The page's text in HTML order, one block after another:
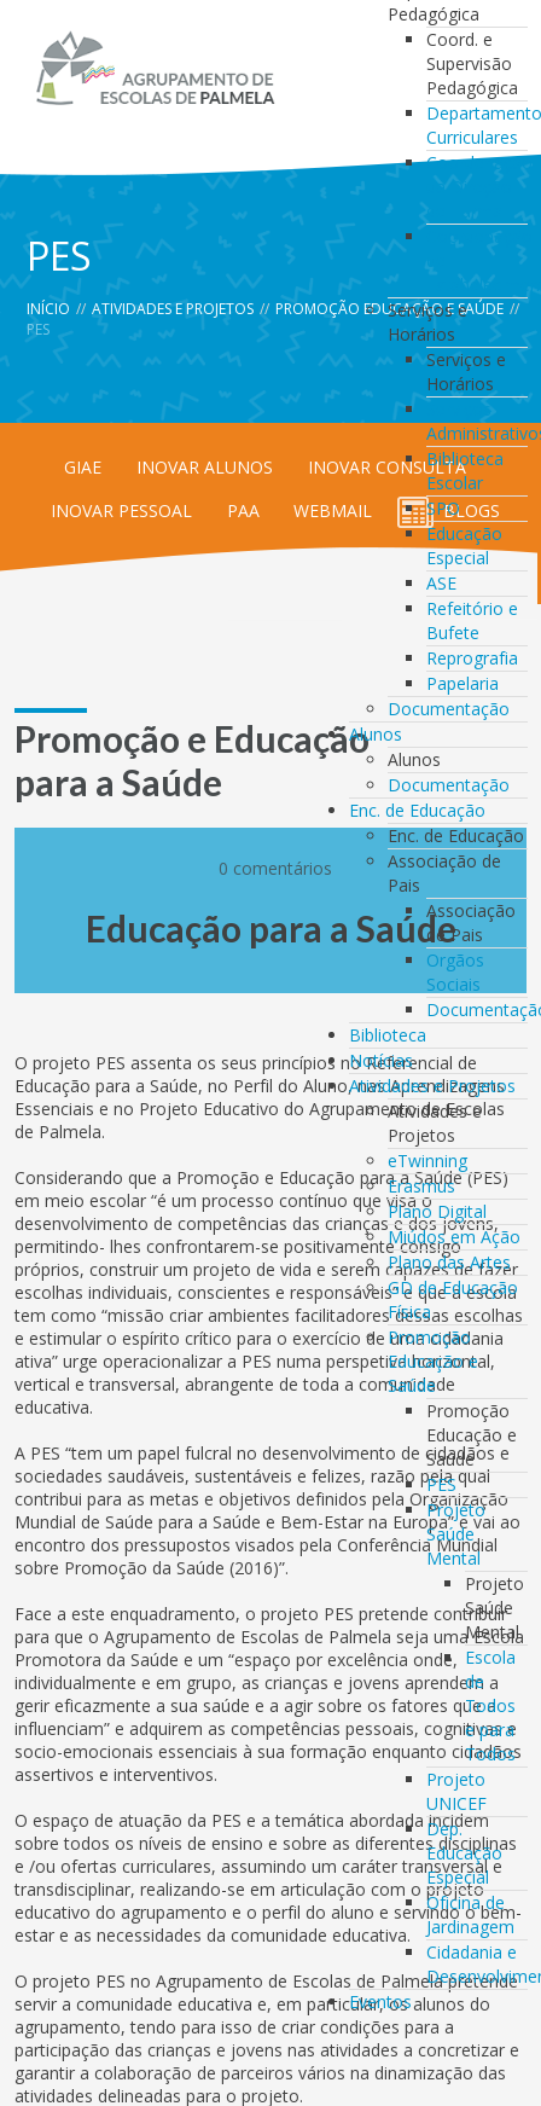
Pedagógica
Coord. e
Supervisão
Pedagógica
Curriculares
Coordenação
da Direção
de Turma
Coordenação
de
Serviços e
Horários
Serviços e
Horários
Serviços
Biblioteca
Escolar
SPO
Educação
Especial
ASE
Refeitório e
Bufete
Reprografia
Papelaria
Documentação
Alunos
Alunos
Documentação
Enc. de Educação
Enc. de Educação
Associação de
Pais
Associação
de Pais
Orgãos
Sociais
Biblioteca
Notícias
Atividades e Projetos
Atividades e
Projetos
eTwinning
Erasmus
Plano Digital
Miúdos em Ação
Plano das Artes
GD de Educação
Física
Promoção
Educação e
Saúde
Promoção
Educação e
Saúde
PES
Projeto
Saúde
Mental
Projeto
Saúde
Mental
Escola
de
Todos
e para
Todos
Projeto
UNICEF
Dep.
Educação
Especial
Oficina de
Jardinagem
Cidadania e
Eventos
PES
INÍCIO // ATIVIDADES E PROJETOS // PROMOÇÃO EDUCAÇÃO E SAÚDE //
PES
GIAE INOVAR ALUNOS
INOVAR CONSULTA
INOVAR PESSOAL
PAA WEBMAIL BLOGS
Promoção e Educação
para a Saúde
0 comentários
Educação para a Saúde
O projeto PES assenta os seus princípios no Referencial de
Educação para a Saúde, no Perfil do Aluno, nas Aprendizagens
Essenciais e no Projeto Educativo do Agrupamento de Escolas
de Palmela.
Considerando que a Promoção e Educação para a Saúde (PES)
em meio escolar “é um processo contínuo que visa o
desenvolvimento de competências das crianças e dos jovens,
permitindo- lhes confrontarem-se positivamente consigo
próprios, construir um projeto de vida e serem capazes de fazer
escolhas individuais, conscientes e responsáveis” e que a escola
tem como “missão criar ambientes facilitadores dessas escolhas
e estimular o espírito crítico para o exercício de uma cidadania
ativa” urge operacionalizar a PES numa perspetiva horizontal,
vertical e transversal, abrangente de toda a comunidade
educativa.
A PES “tem um papel fulcral no desenvolvimento de cidadãos e
sociedades saudáveis, sustentáveis e felizes, razão pela qual
contribui para as metas e objetivos definidos pela Organização
Mundial de Saúde para a Saúde e Bem-Estar na Europa” e vai ao
encontro dos pressupostos visados pela Conferência Mundial
sobre Promoção da Saúde (2016)”.
Face a este enquadramento, o projeto PES pretende contribuir
para que o Agrupamento de Escolas de Palmela seja uma Escola
Promotora da Saúde e um “espaço por excelência onde,
individualmente e em grupo, as crianças e jovens aprendem a
gerir eficazmente a sua saúde e a agir sobre os fatores que a
influenciam” e adquirem as competências pessoais, cognitivas e
socio-emocionais essenciais à sua formação enquanto cidadãos
assertivos e interventivos.
O espaço de atuação da PES e a temática abordada incidem
sobre todos os níveis de ensino e sobre as diferentes disciplinas
e /ou ofertas curriculares, assumindo um caráter transversal e
transdisciplinar, realizando-se em articulação com o projeto
educativo do agrupamento e o perfil do aluno e servindo o bem-
estar e as necessidades da comunidade educativa.
O projeto PES no Agrupamento de Escolas de Palmela pretende
servir a comunidade educativa e, em particular, os alunos do
agrupamento, tendo para isso de criar condições para a
participação das crianças e jovens nas atividades a concretizar e
garantir a colaboração de parceiros vários na dinamização das
atividades delineadas para o projeto.